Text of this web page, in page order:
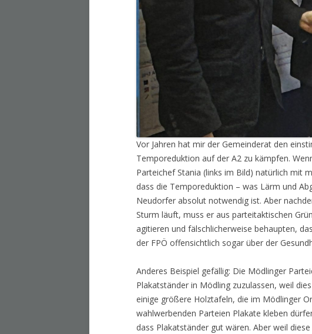
Vor Jahren hat mir der Gemeinderat den
Temporeduktion auf der A2 zu kämpfen.
Parteichef Stania (links im Bild) natürlich mit
dass die Temporeduktion – was Lärm und
Neudorfer absolut notwendig ist. Aber
Sturm läuft, muss er aus parteitaktischen
agitieren und fälschlicherweise behaupten,
der FPÖ offensichtlich sogar über der
Anderes Beispiel gefällig: Die Mödlinger
Plakatständer in Mödling zuzulassen, weil
einige größere Holztafeln, die im Mödlinger
wahlwerbenden Parteien Plakate kleben
dass Plakatständer gut wären. Aber weil